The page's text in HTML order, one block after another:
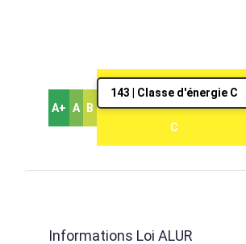
A+ A B
143 | Classe d'énergie C
C
Informations Loi ALUR